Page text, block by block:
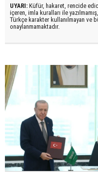
UYARI: Küfür, hakaret, rencide
içeren, imla kuralları ile yazılmamış,
Türkçe karakter kullanılmayan ve
onaylanmamaktadır.